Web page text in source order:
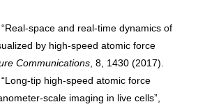
space and real-time dynamics of
by high-speed atomic force
Communications , 8, 1430 (2017).
tip high-speed atomic force
scale imaging in live cells”,